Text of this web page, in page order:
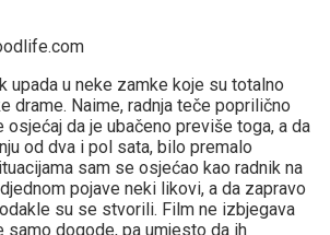
upada u neke zamke koje su totalno
drame. Naime, radnja teče poprilično
osjećaj da je ubačeno previše toga, a da
od dva i pol sata, bilo premalo
sam se osjećao kao radnik na
pojave neki likovi, a da zapravo
su se stvorili. Film ne izbjegava
samo dogode, pa umjesto da ih